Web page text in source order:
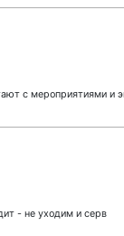
с мероприятиями и
- не уходим и серв